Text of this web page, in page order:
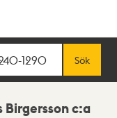
Sök
Birgersson c:a